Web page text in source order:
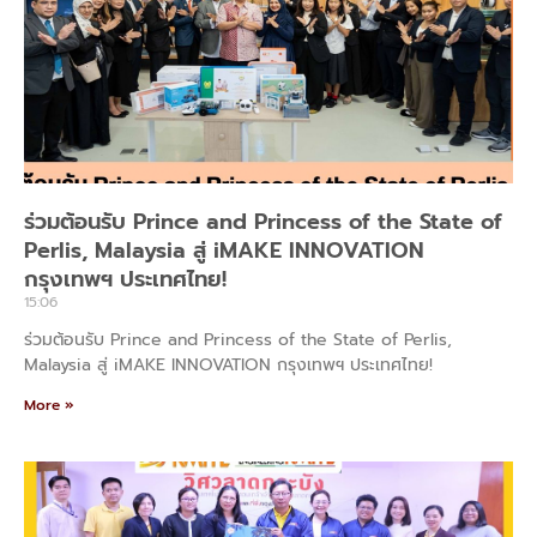
ร่วมต้อนรับ Prince and Princess of the State of
Perlis, Malaysia สู่ iMAKE INNOVATION
กรุงเทพฯ ประเทศไทย!
15:06
ร่วมต้อนรับ Prince and Princess of the State of Perlis,
Malaysia สู่ iMAKE INNOVATION กรุงเทพฯ ประเทศไทย!
More »